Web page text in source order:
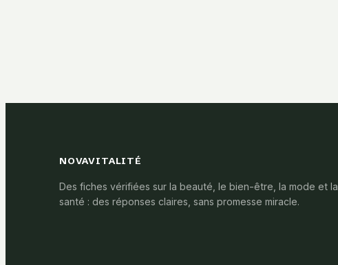
NOVAVITALITÉ
Des fiches vérifiées sur la beauté, le bien-être, la mode et la
santé : des réponses claires, sans promesse miracle.